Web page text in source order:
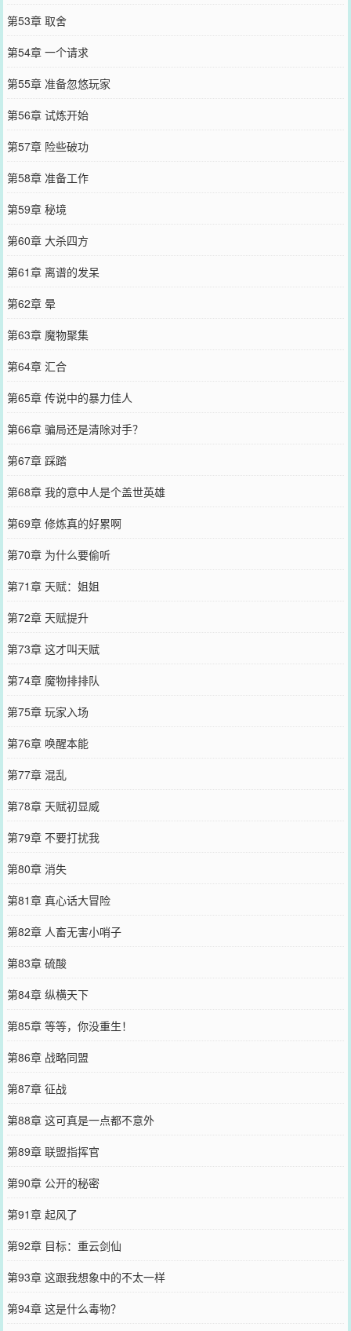
第53章 取舍
第54章 一个请求
第55章 准备忽悠玩家
第56章 试炼开始
第57章 险些破功
第58章 准备工作
第59章 秘境
第60章 大杀四方
第61章 离谱的发呆
第62章 晕
第63章 魔物聚集
第64章 汇合
第65章 传说中的暴力佳人
第66章 骗局还是清除对手？
第67章 踩踏
第68章 我的意中人是个盖世英雄
第69章 修炼真的好累啊
第70章 为什么要偷听
第71章 天赋：姐姐
第72章 天赋提升
第73章 这才叫天赋
第74章 魔物排排队
第75章 玩家入场
第76章 唤醒本能
第77章 混乱
第78章 天赋初显威
第79章 不要打扰我
第80章 消失
第81章 真心话大冒险
第82章 人畜无害小哨子
第83章 硫酸
第84章 纵横天下
第85章 等等，你没重生！
第86章 战略同盟
第87章 征战
第88章 这可真是一点都不意外
第89章 联盟指挥官
第90章 公开的秘密
第91章 起风了
第92章 目标：重云剑仙
第93章 这跟我想象中的不太一样
第94章 这是什么毒物？